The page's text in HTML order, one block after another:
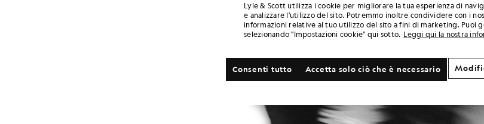
Lyle & Scott utilizza i cookie per migliorare la tua esperienza di
e analizzare l'utilizzo del sito. Potremmo inoltre condividere con i
informazioni relative al tuo utilizzo del sito a fini di marketing. Puoi
selezionando "Impostazioni cookie" qui sotto. Leggi qui la nostra
Accetta solo ciò che è necessario
Consenti tutto